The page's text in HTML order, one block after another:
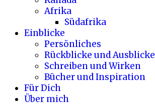
Afrika
Südafrika
Einblicke
Persönliches
Rückblicke und Ausblicke
Schreiben und Wirken
Bücher und Inspiration
Für Dich
Über mich